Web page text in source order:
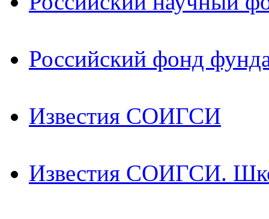
Российский фонд
Известия СОИГСИ
Известия СОИГСИ.